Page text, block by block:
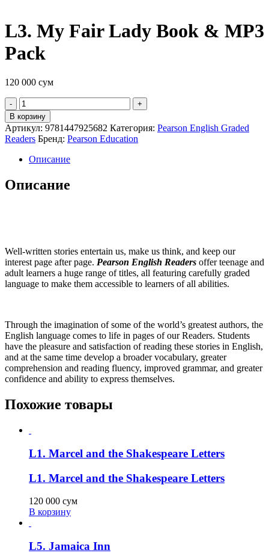
L3. My Fair Lady Book & MP3
Pack
120 000 сум
Quantity
В корзину
Артикул: 9781447925682 Категория: Pearson English Graded
Readers Бренд: Pearson Education
Описание
Описание
Well-written stories entertain us, make us think, and keep our
interest page after page. Pearson English Readers offer teenage and
adult learners a huge range of titles, all featuring carefully graded
language to make them accessible to learners of all abilities.
Through the imagination of some of the world’s greatest authors, the
English language comes to life in pages of our Readers. Students
have the pleasure and satisfaction of reading these stories in English,
and at the same time develop a broader vocabulary, greater
comprehension and reading fluency, improved grammar, and greater
confidence and ability to express themselves.
Похожие товары
L1. Marcel and the Shakespeare Letters
L1. Marcel and the Shakespeare Letters
120 000 сум
В корзину
L5. Jamaica Inn